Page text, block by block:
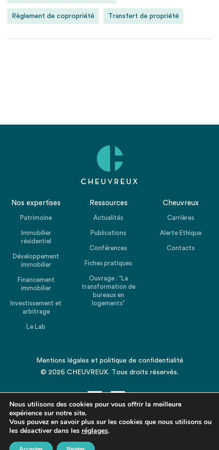
Règlement de copropriété Transfert de propriété
Nos expertises
Patrimoine
Immobilier
résidentiel
Développement
immobilier
Financement
immobilier
Investissement et
arbitrage
Le Lab
Ressources
Actualités
Publications
Conférences
Fiches pratiques
Ouvrage : “La
transformation de
bureaux en
logements”
Cheuvreux
Carrières
Alerte Ethique
Contacts
Mentions légales et politique de confidentialité
© 2026 CHEUVREUX. Tous droits réservés.
Revenir en haut de la page
Nous utilisons des cookies pour vous offrir la meilleure
expérience sur notre site.
Vous pouvez en savoir plus sur les cookies que nous utilisons ou
les désactiver dans les réglages.